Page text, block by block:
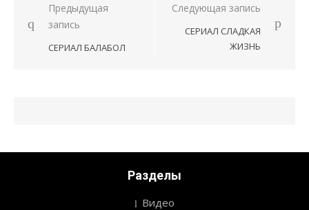
Навигация
Предыдущая
запись
СЕРИАЛ БАЛАБОЛ
Следующая запись
СЕРИАЛ СЛАДКАЯ
ЖИЗНЬ
Разделы
Видео